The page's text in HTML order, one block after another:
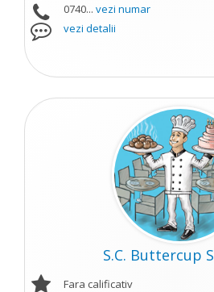
0740... vezi numar
vezi detalii
S.C. Buttercup
Fara calificativ